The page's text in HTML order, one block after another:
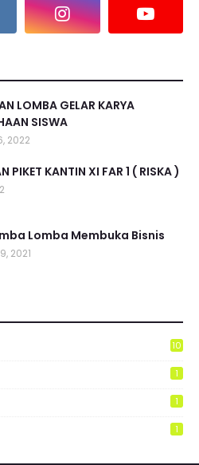
LOMBA GELAR KARYA
SISWA
2022
PIKET KANTIN XI FAR 1 ( RISKA )
Lomba Membuka Bisnis
2021
10
1
1
1